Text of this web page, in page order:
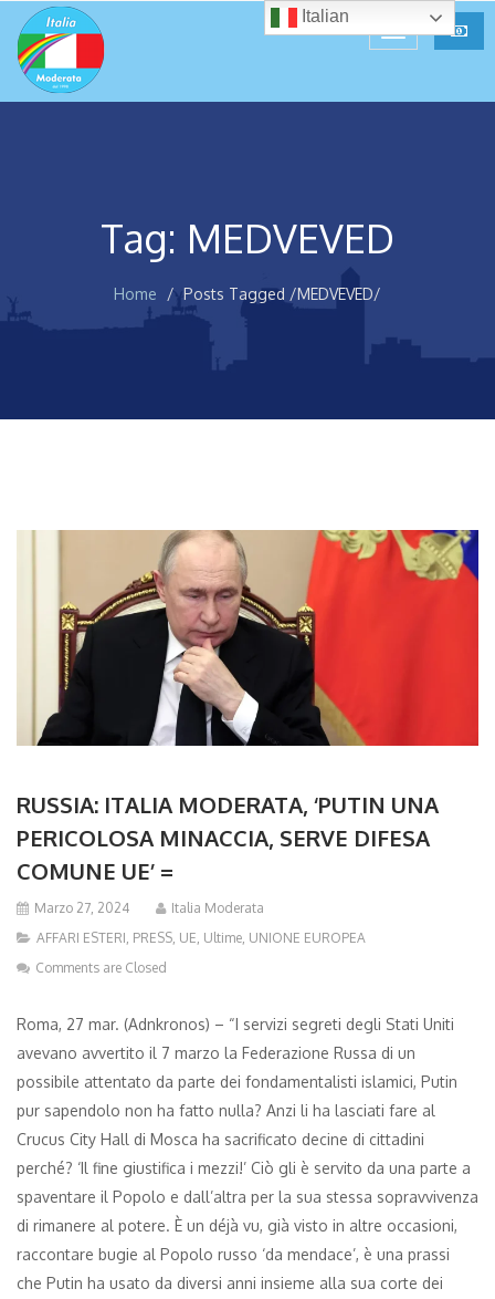
Tag: MEDVEVED
Home Posts Tagged /MEDVEVED/
RUSSIA: ITALIA MODERATA, ‘PUTIN UNA
PERICOLOSA MINACCIA, SERVE DIFESA
COMUNE UE’ =
Marzo 27, 2024
Italia Moderata
AFFARI ESTERI, PRESS, UE, Ultime, UNIONE EUROPEA
Comments are Closed
Roma, 27 mar. (Adnkronos) – “I servizi segreti degli Stati Uniti
avevano avvertito il 7 marzo la Federazione Russa di un
possibile attentato da parte dei fondamentalisti islamici, Putin
pur sapendolo non ha fatto nulla? Anzi li ha lasciati fare al
Crucus City Hall di Mosca ha sacrificato decine di cittadini
perché? ‘Il fine giustifica i mezzi!’ Ciò gli è servito da una parte a
spaventare il Popolo e dall’altra per la sua stessa sopravvivenza
di rimanere al potere. È un déjà vu, già visto in altre occasioni,
raccontare bugie al Popolo russo ‘da mendace’, è una prassi
che Putin ha usato da diversi anni insieme alla sua corte dei
Italian